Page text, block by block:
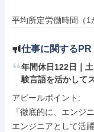
平均所定労働時間（1
仕事に関するPR
年間休日122日｜
験言語を活かして
アピールポイント:
『徹底的に、エンジニ
エンジニアとして活